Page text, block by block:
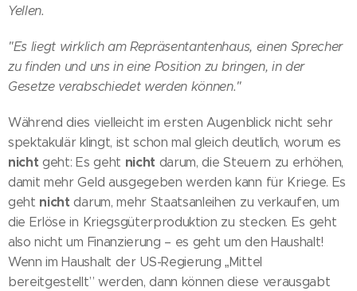
Yellen.
"Es liegt wirklich am Repräsentantenhaus, einen Sprecher
zu finden und uns in eine Position zu bringen, in der
Gesetze verabschiedet werden können."
Während dies vielleicht im ersten Augenblick nicht sehr
spektakulär klingt, ist schon mal gleich deutlich, worum es
nicht geht: Es geht nicht darum, die Steuern zu erhöhen,
damit mehr Geld ausgegeben werden kann für Kriege. Es
geht nicht darum, mehr Staatsanleihen zu verkaufen, um
die Erlöse in Kriegsgüterproduktion zu stecken. Es geht
also nicht um Finanzierung – es geht um den Haushalt!
Wenn im Haushalt der US-Regierung „Mittel
bereitgestellt” werden, dann können diese verausgabt